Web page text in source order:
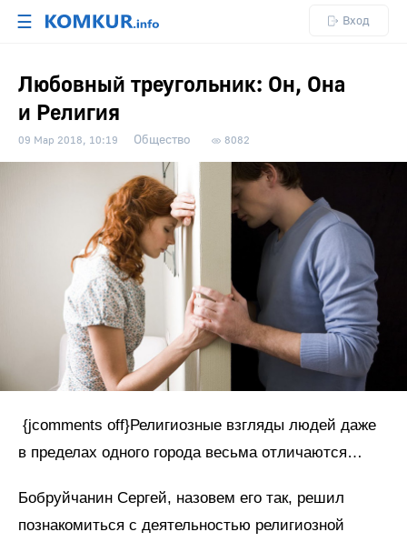
☰ Вход
Любовный треугольник: Он, Она
и Религия
09 Мар 2018, 10:19 Общество 8082
{jcomments off}Религиозные взгляды людей даже
в пределах одного города весьма отличаются…
Бобруйчанин Сергей, назовем его так, решил
познакомиться с деятельностью религиозной